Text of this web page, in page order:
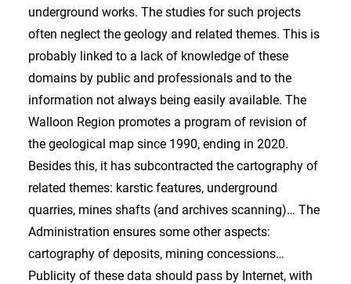
underground works. The studies for such projects
often neglect the geology and related themes. This is
probably linked to a lack of knowledge of these
domains by public and professionals and to the
information not always being easily available. The
Walloon Region promotes a program of revision of
the geological map since 1990, ending in 2020.
Besides this, it has subcontracted the cartography of
related themes: karstic features, underground
quarries, mines shafts (and archives scanning)… The
Administration ensures some other aspects:
cartography of deposits, mining concessions…
Publicity of these data should pass by Internet, with